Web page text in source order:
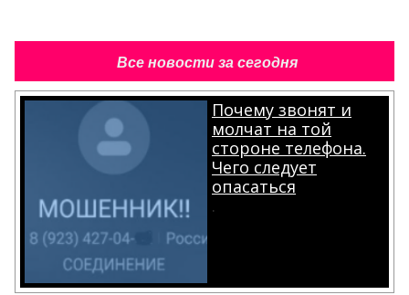
Все новости за сегодня
Почему звонят и
молчат на той
стороне телефона.
Чего следует
опасаться
.